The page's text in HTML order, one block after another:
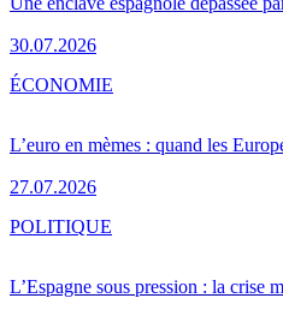
30.07.2026
L’euro en mèmes : quand les
27.07.2026
ÉCONOMIE
L’Espagne sous pression : la crise
POLITIQUE